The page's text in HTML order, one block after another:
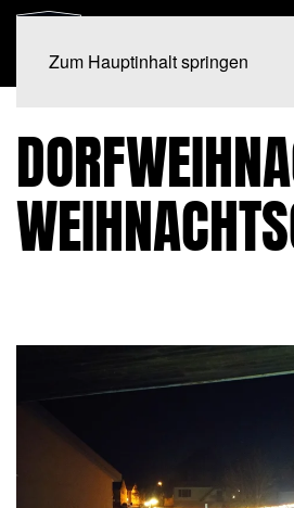
Zum Hauptinhalt springen